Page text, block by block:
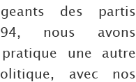
des partis
nous avons
une autre
avec nos